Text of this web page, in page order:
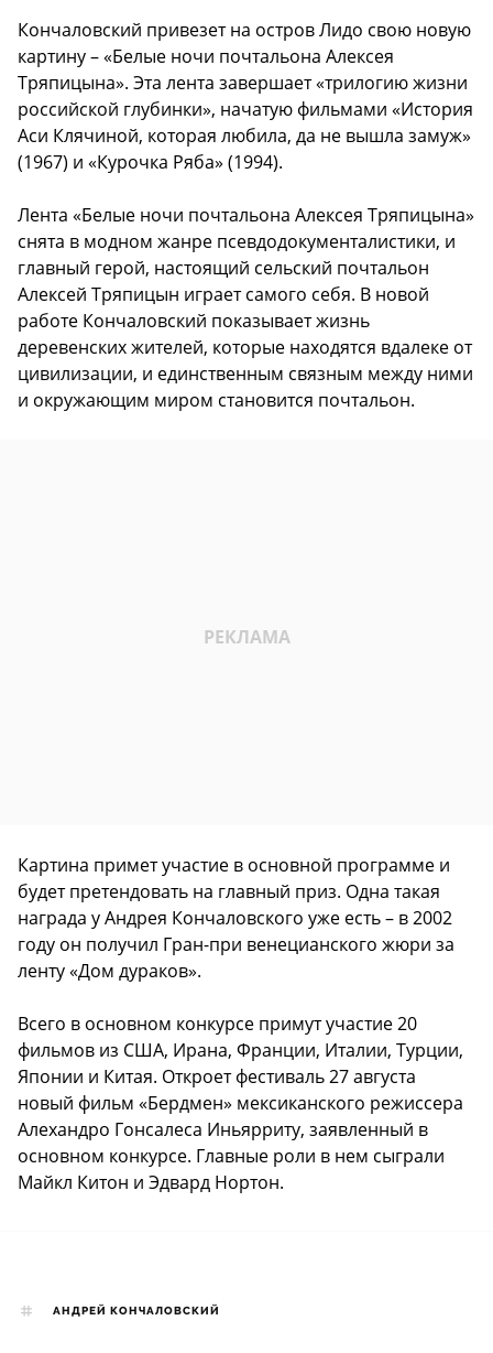
Кончаловский привезет на остров Лидо свою новую
картину– «Белые ночи почтальона Алексея
Тряпицына». Эта лента завершает «трилогию жизни
российской глубинки», начатую фильмами «История
Аси Клячиной, которая любила, да не вышла замуж»
(1967) и «Курочка Ряба» (1994).
Лента «Белые ночи почтальона Алексея Тряпицына»
снята в модном жанре псевдодокументалистики, и
главный герой, настоящий сельский почтальон
Алексей Тряпицын играет самого себя. В новой
работе Кончаловский показывает жизнь
деревенских жителей, которые находятся вдалеке от
цивилизации, и единственным связным между ними
и окружающим миром становится почтальон.
Картина примет участие в основной программе и
будет претендовать на главный приз. Одна такая
награда у Андрея Кончаловского уже есть – в 2002
году он получил Гран-при венецианского жюри за
ленту «Дом дураков».
Всего в основном конкурсе примут участие 20
фильмов из США, Ирана, Франции, Италии, Турции,
Японии и Китая. Откроет фестиваль 27 августа
новый фильм «Бердмен» мексиканского режиссера
Алехандро Гонсалеса Иньярриту, заявленный в
основном конкурсе. Главные роли в нем сыграли
Майкл Китон и Эдвард Нортон.
АНДРЕЙ КОНЧАЛОВСКИЙ